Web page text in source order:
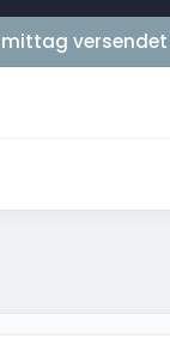
versendet